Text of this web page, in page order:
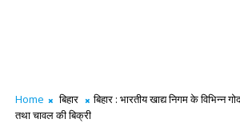
Home बिहार
बिहार : भारतीय खाद्य निगम के विभिन्न
तथा चावल की बिक्री